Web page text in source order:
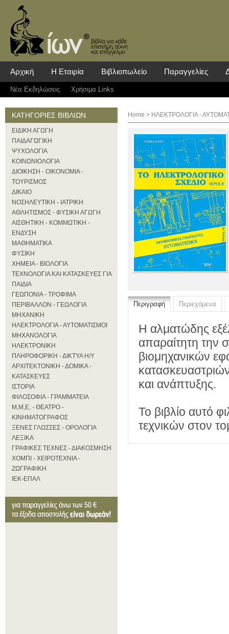
Αρχική Η Εταιρία Βιβλιοπωλείο Παραγγελίες
Νέα Eκδηλώσεις Χρήσιμα Links
ΚΑΤΗΓΟΡΙΕΣ ΒΙΒΛΙΩΝ
ΕΙΔΙΚΗ ΑΓΩΓΗ
ΠΑΙΔΑΓΩΓΙΚΗ
ΨΥΧΟΛΟΓΙΑ
ΚΟΙΝΩΝΙΟΛΟΓΙΑ
ΔΙΟΙΚΗΣΗ - ΟΙΚΟΝΟΜΙΑ -
ΤΟΥΡΙΣΜΟΣ
ΔΙΚΑΙΟ
ΝΟΣΗΛΕΥΤΙΚΗ - ΙΑΤΡΙΚΗ
ΑΘΛΗΤΙΣΜΟΣ - ΦΥΣΙΚΗ ΑΓΩΓΗ
ΑΙΣΘΗΤΙΚΗ - ΚΟΜΜΩΤΙΚΗ -
ΕΝΔΥΣΗ
ΜΑΘΗΜΑΤΙΚΑ
ΦΥΣΙΚΗ
ΧΗΜΕΙΑ - ΒΙΟΛΟΓΙΑ
ΤΕΧΝΟΛΟΓΙΑ ΚΑΙ ΚΑΤΑΣΚΕΥΕΣ ΓΙΑ
ΠΑΙΔΙΑ
ΓΕΩΠΟΝΙΑ - ΤΡΟΦΙΜΑ
ΠΕΡΙΒΑΛΛΟΝ - ΓΕΩΛΟΓΙΑ
ΜΗΧΑΝΙΚΗ
ΗΛΕΚΤΡΟΛΟΓΙΑ - ΑΥΤΟΜΑΤΙΣΜΟΙ
ΜΗΧΑΝΟΛΟΓΙΑ
ΗΛΕΚΤΡΟΝΙΚΗ
ΠΛΗΡΟΦΟΡΙΚΗ - ΔΙΚΤΥΑ Η/Υ
ΑΡΧΙΤΕΚΤΟΝΙΚΗ - ΔΟΜΙΚΑ -
ΚΑΤΑΣΚΕΥΕΣ
ΙΣΤΟΡΙΑ
ΦΙΛΟΣΟΦΙΑ - ΓΡΑΜΜΑΤΕΙΑ
Μ,Μ,Ε, - ΘΕΑΤΡΟ -
ΚΙΝΗΜΑΤΟΓΡΑΦΟΣ
ΞΕΝΕΣ ΓΛΩΣΣΕΣ - ΟΡΟΛΟΓΙΑ
ΛΕΞΙΚΑ
ΓΡΑΦΙΚΕΣ ΤΕΧΝΕΣ - ΔΙΑΚΟΣΜΗΣΗ
ΧΟΜΠΙ - ΧΕΙΡΟΤΕΧΝΙΑ -
ΖΩΓΡΑΦΙΚΗ
ΙΕΚ-ΕΠΑΛ
Home > ΗΛΕΚΤΡΟΛΟΓΙΑ -
Περιγραφή Περιεχόμενα
Η αλματώδης
απαραίτητη την
βιομηχανικών
και ανάπτυξης.
Το βιβλίο αυτό
τεχνικών στον